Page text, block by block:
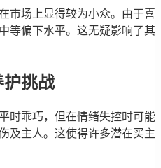
市场上显得较为小众。由于喜
等偏下水平。这无疑影响了其
护挑战
时乖巧，但在情绪失控时可能
及主人。这使得许多潜在买主